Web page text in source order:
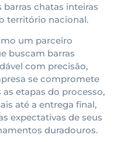
barras chatas inteiras
território nacional.
um parceiro
buscam barras
com precisão,
se compromete
etapas do processo,
até a entrega final,
expectativas de seus
duradouros.